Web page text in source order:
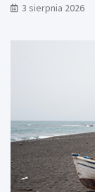
3 sierpnia 2026